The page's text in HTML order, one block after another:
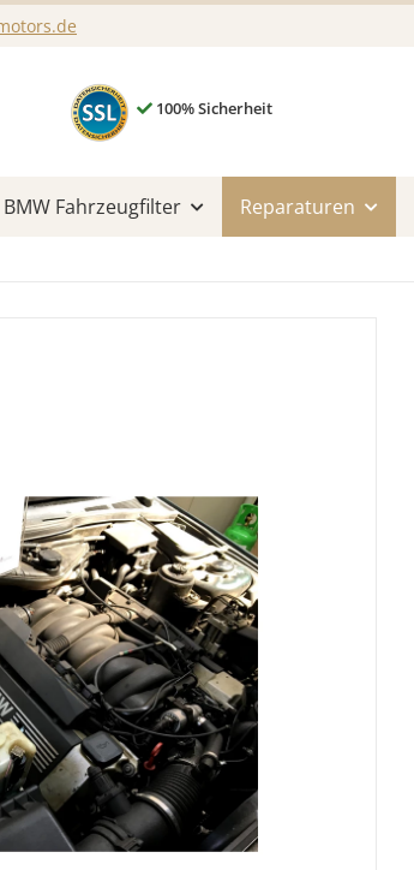
100% Sicherheit
BMW Fahrzeugfilter Reparaturen